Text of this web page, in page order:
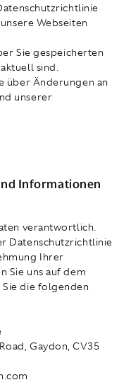
Webseiten
Sie gespeicherten
sind.
über Änderungen an
unserer
Informationen
verantwortlich.
Datenschutzrichtlinie
Ihrer
Sie uns auf dem
die folgenden
Gaydon, CV35